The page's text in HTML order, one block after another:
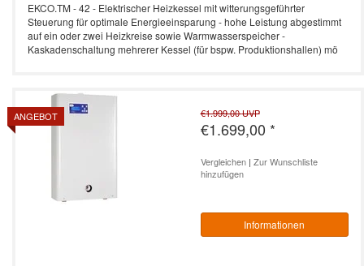
EKCO.TM - 42 - Elektrischer Heizkessel mit witterungsgeführter
Steuerung für optimale Energieeinsparung - hohe Leistung abgestimmt
auf ein oder zwei Heizkreise sowie Warmwasserspeicher -
Kaskadenschaltung mehrerer Kessel (für bspw. Produktionshallen) mö
ANGEBOT €1.999,00UVP
€1.699,00 *
Vergleichen| Zur Wunschliste
hinzufügen
Informationen